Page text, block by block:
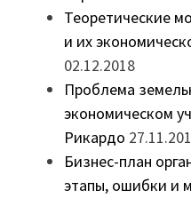
Теоретические
и их
02.12.2018
Проблема
экономическом
Рикардо
Бизнес-план
этапы, ошибки и